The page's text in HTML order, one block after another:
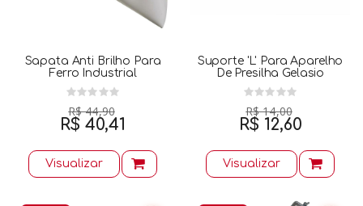
Sapata Anti Brilho Para
Ferro Industrial
R$ 44,90
R$ 40,41
Visualizar
Suporte 'l' Para Aparelho
De Presilha Gelasio
R$ 14,00
R$ 12,60
Visualizar